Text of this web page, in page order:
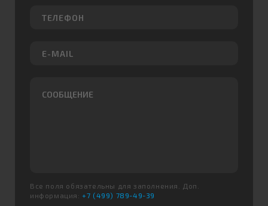
Все поля обязательны для заполнения. Доп.
информация:+7 (499) 789-49-39